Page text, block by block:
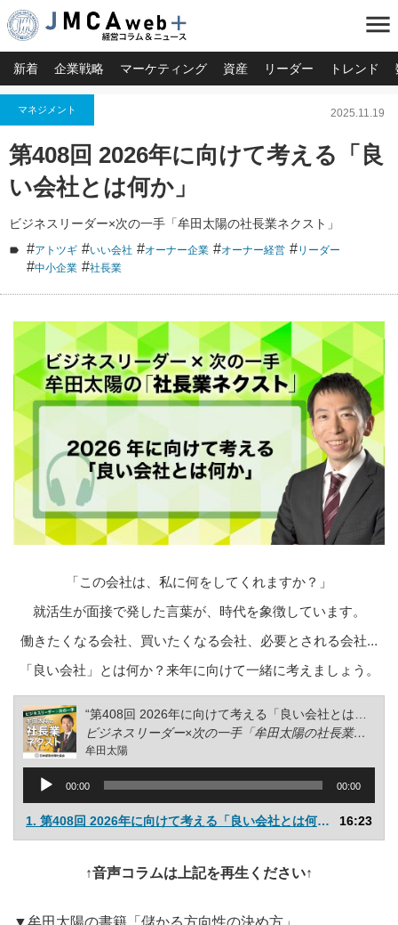
menu
新着 企業戦略 マーケティング 資産 リーダー トレンド
マネジメント 2025.11.19
第408回 2026年に向けて考える「良
い会社とは何か」
ビジネスリーダー×次の一手「牟田太陽の社長業ネクスト」
#アトツギ #いい会社 #オーナー企業 #オーナー経営 #リーダー
#中小企業 #社長業
「この会社は、私に何をしてくれますか？」
就活生が面接で発した言葉が、時代を象徴しています。
働きたくなる会社、買いたくなる会社、必要とされる会社…
「良い会社」とは何か？来年に向けて一緒に考えましょう。
ビジネスリーダー×次の一手「牟田太陽の社長業ネクスト」
牟田太陽
レ
00:00 00:00
1. 第408回 2026年に向けて考える「良い会社とは何か」 16:23
↑音声コラムは上記を再生ください↑
▼牟田太陽の書籍「儲かる方向性の決め方」